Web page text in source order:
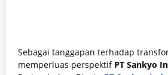
Sebagai tanggapan terhadap
memperluas perspektif PT Sankyo